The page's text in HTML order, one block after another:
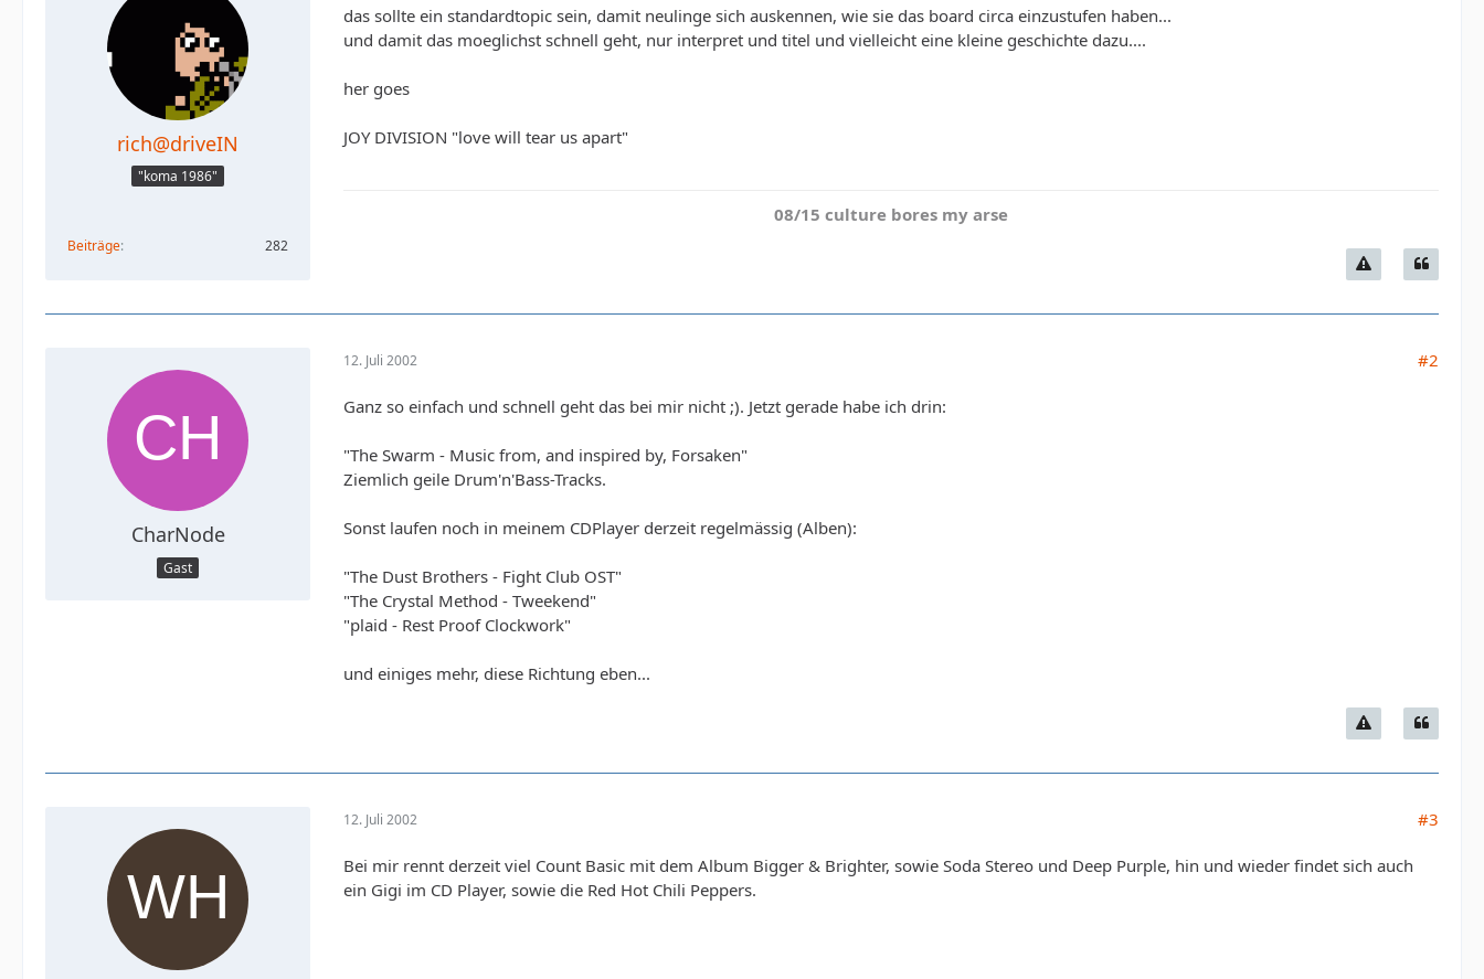
rich@driveIN
"koma 1986"
Beiträge 282
das sollte ein standardtopic sein, damit neulinge sich auskennen, wie sie das board circa einzustufen haben...
und damit das moeglichst schnell geht, nur interpret und titel und vielleicht eine kleine geschichte dazu....
her goes
JOY DIVISION "love will tear us apart"
08/15 culture bores my arse
CharNode
Gast
12. Juli 2002 #2
Ganz so einfach und schnell geht das bei mir nicht ;). Jetzt gerade habe ich drin:
"The Swarm - Music from, and inspired by, Forsaken"
Ziemlich geile Drum'n'Bass-Tracks.
Sonst laufen noch in meinem CDPlayer derzeit regelmässig (Alben):
"The Dust Brothers - Fight Club OST"
"The Crystal Method - Tweekend"
"plaid - Rest Proof Clockwork"
und einiges mehr, diese Richtung eben...
12. Juli 2002 #3
Bei mir rennt derzeit viel Count Basic mit dem Album Bigger & Brighter, sowie Soda Stereo und Deep Purple, hin und wieder findet sich auch
ein Gigi im CD Player, sowie die Red Hot Chili Peppers.